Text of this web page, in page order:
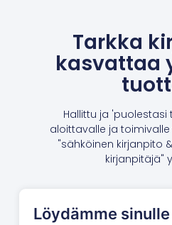
Tarkka
kasvattaa
Hallittu ja 'puolestasi
aloittavalle ja toimivalle
"sähköinen kirjanpito
kirjanpitäjä"
Löydämme